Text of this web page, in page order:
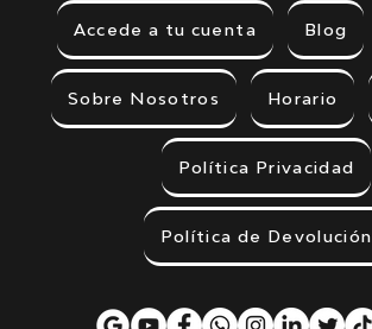
Accede a tu cuenta Blog
Sobre Nosotros Horario
Política Privacidad
Política de Devolución